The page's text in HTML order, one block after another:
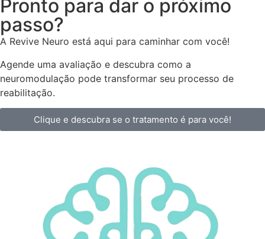
Pronto para dar o próximo
passo?
A Revive Neuro está aqui para caminhar com você!
Agende uma avaliação e descubra como a
neuromodulação pode transformar seu processo de
reabilitação.
Clique e descubra se o tratamento é para você!